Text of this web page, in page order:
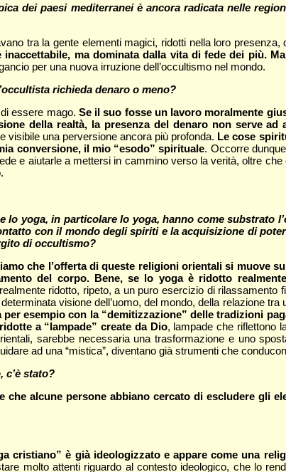
dei paesi mediterranei è ancora radicata nelle
tra la gente elementi magici, ridotti nella loro
inaccettabile, ma dominata dalla vita di fede dei più.
per una nuova irruzione dell’occultismo nel mondo.
richieda denaro o meno?
essere mago. Se il suo fosse un lavoro moralmente
della realtà, la presenza del denaro non serve
visibile una perversione ancora più profonda. Le cose
conversione, il mio “esodo” spirituale. Occorre
e aiutarle a mettersi in cammino verso la verità, oltre
lo yoga, in particolare lo yoga, hanno come
con il mondo degli spiriti e la acquisizione di
di occultismo?
che l’offerta di queste religioni orientali si muove
del corpo. Bene, se lo yoga è ridotto
ridotto, ripeto, a un puro esercizio di
visione dell’uomo, del mondo, della relazione
esempio con la “demitizzazione” delle tradizioni
a “lampade” create da Dio, lampade che riflettono
sarebbe necessaria una trasformazione e uno
ad una “mistica”, diventano già strumenti che
c’è stato?
che alcune persone abbiano cercato di escludere gli
cristiano” è già ideologizzato e appare come una
molto attenti riguardo al contesto ideologico, che lo